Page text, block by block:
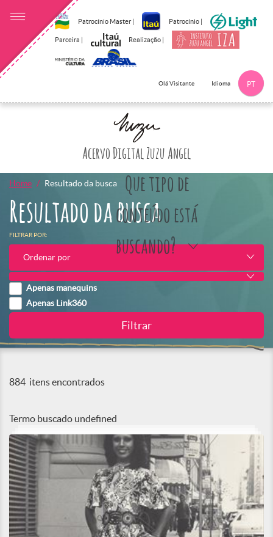
Patrocínio Master | Patrocínio |
Parceira | Realização |
Olá Visitante Idioma PT
Acervo Digital Zuzu Angel
Que tipo de
conteúdo está
buscando?
Home Resultado da busca
Resultado da busca
FILTRAR POR:
Ordenar por
Apenas manequins
Apenas Link360
884 itens encontrados
Termo buscado undefined